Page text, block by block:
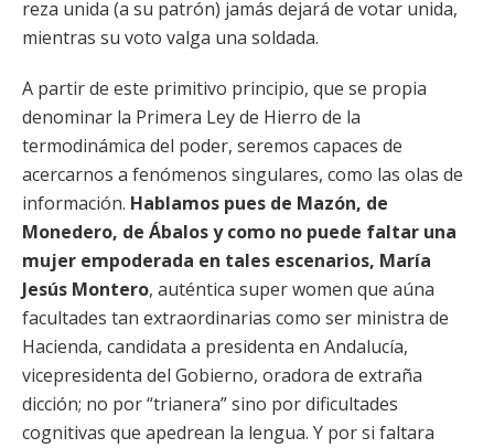
reza unida (a su patrón) jamás dejará de votar unida,
mientras su voto valga una soldada.
A partir de este primitivo principio, que se propia
denominar la Primera Ley de Hierro de la
termodinámica del poder, seremos capaces de
acercarnos a fenómenos singulares, como las olas de
información. Hablamos pues de Mazón, de
Monedero, de Ábalos y como no puede faltar una
mujer empoderada en tales escenarios, María
Jesús Montero, auténtica super women que aúna
facultades tan extraordinarias como ser ministra de
Hacienda, candidata a presidenta en Andalucía,
vicepresidenta del Gobierno, oradora de extraña
dicción; no por “trianera” sino por dificultades
cognitivas que apedrean la lengua. Y por si faltara